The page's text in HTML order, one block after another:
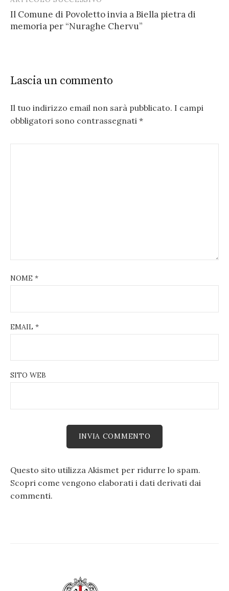
Il Comune di Povoletto invia a Biella pietra di
memoria per “Nuraghe Chervu”
Lascia un commento
Il tuo indirizzo email non sarà pubblicato. I campi
obbligatori sono contrassegnati *
NOME *
EMAIL *
SITO WEB
Questo sito utilizza Akismet per ridurre lo spam.
Scopri come vengono elaborati i dati derivati dai
commenti.